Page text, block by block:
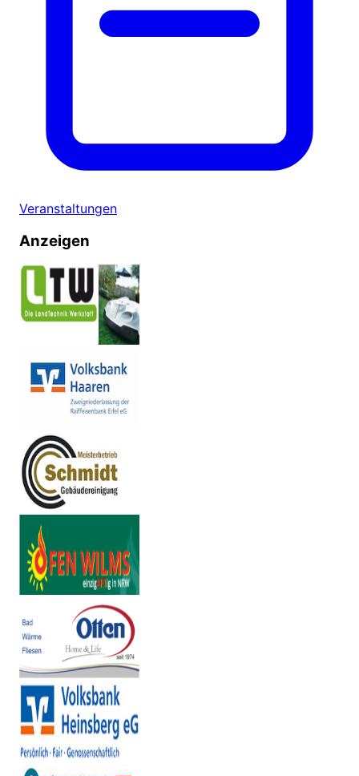
Veranstaltungen
Anzeigen